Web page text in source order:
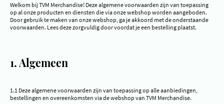
Welkom bij TVM Merchandise! Deze algemene voorwaarden zijn van toepassing
op al onze producten en diensten die via onze webshop worden aangeboden.
Door gebruik te maken van onze webshop, ga je akkoord met de onderstaande
voorwaarden. Lees deze zorgvuldig door voordat je een bestelling plaatst.
1. Algemeen
1.1 Deze algemene voorwaarden zijn van toepassing op alle aanbiedingen,
bestellingen en overeenkomsten via de webshop van TVM Merchandise.